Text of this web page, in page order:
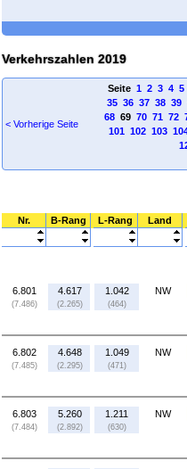
Verkehrszahlen 2019
< Vorherige Seite
Seite 1 2 3 4 5
35 36 37 38 39
6869 70 71 72
101 102 103
Nr. B-Rang L-Rang Land
6.801
(7.486)
4.617
(2.265)
1.042
(464)
NW
6.802
(7.485)
4.648
(2.295)
1.049
(471)
NW
6.803
(7.484)
5.260
(2.892)
1.211
(630)
NW